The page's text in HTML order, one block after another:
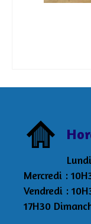
Mercredi :
Vendredi :
17H30